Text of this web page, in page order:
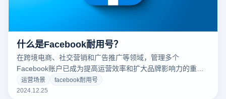
什么是Facebook耐用号？
在跨境电商、社交营销和广告推广等领域，管理多个
Facebook账户已成为提高运营效率和扩大品牌影响力的重要
策略。然而，Facebook的严格规则和反作弊机制使得多个账
户的管理变得复杂和高风险。如果多个账户之间存在关联或操
运营场景
facebook耐用号
2024.12.25